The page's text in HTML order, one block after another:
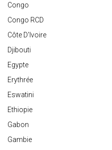
Congo
Congo RCD
Côte D'Ivoire
Djibouti
Egypte
Erythrée
Eswatini
Ethiopie
Gabon
Gambie